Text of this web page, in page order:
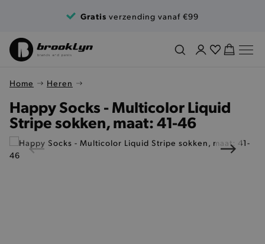
Gratis verzending vanaf €99
Home Heren
Happy Socks - Multicolor Liquid
Stripe sokken, maat: 41-46